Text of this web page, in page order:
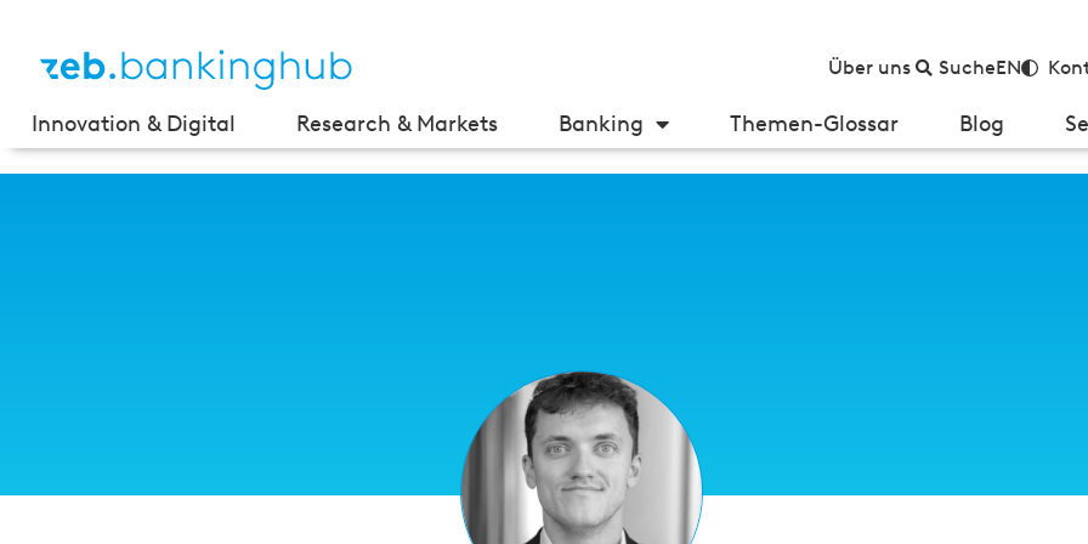
Über uns SucheEN
Innovation & Digital Research & Markets Banking Themen-Glossar Blog